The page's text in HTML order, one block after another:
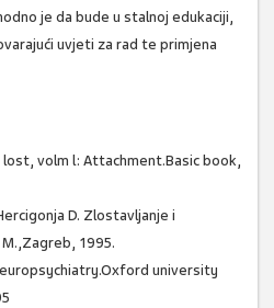
je da bude u stalnoj edukaciji,
uvjeti za rad te primjena
lost, volm l: Attachment.Basic book,
D. Zlostavljanje i
1995.
university